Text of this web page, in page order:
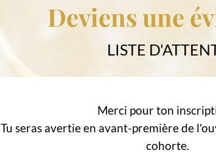
Deviens une
LISTE
Merci pour ton
Tu seras avertie en avant-première de
cohorte.